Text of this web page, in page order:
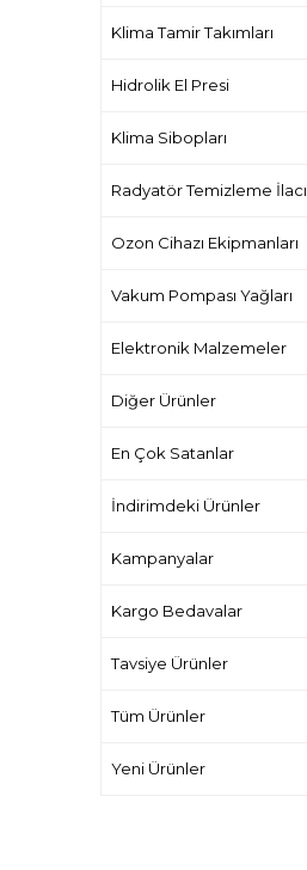
Klima Tamir Takımları
Hidrolik El Presi
Klima Sibopları
Radyatör Temizleme İlacı
Ozon Cihazı Ekipmanları
Vakum Pompası Yağları
Elektronik Malzemeler
Diğer Ürünler
En Çok Satanlar
İndirimdeki Ürünler
Kampanyalar
Kargo Bedavalar
Tavsiye Ürünler
Tüm Ürünler
Yeni Ürünler